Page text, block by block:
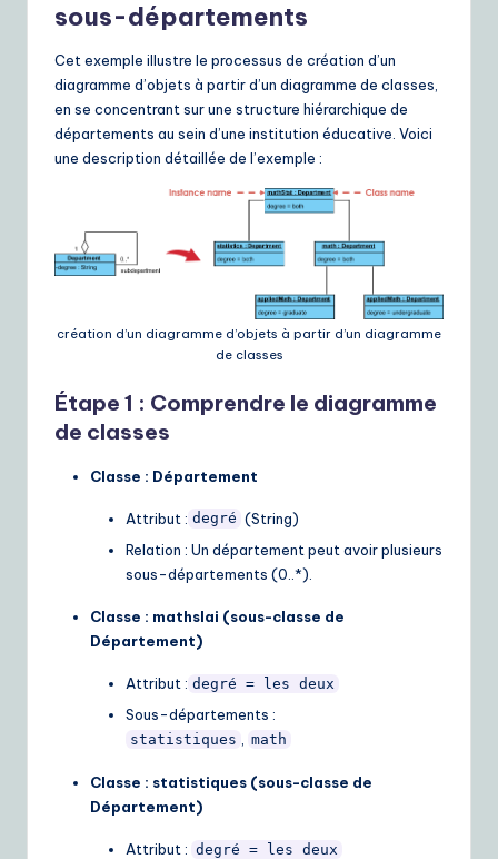
lu
ti
o
sous-départements
Cet exemple illustre le processus de création d’un
diagramme d’objets à partir d’un diagramme de classes,
en se concentrant sur une structure hiérarchique de
départements au sein d’une institution éducative. Voici
une description détaillée de l’exemple :
création d’un diagramme d’objets à partir d’un diagramme
de classes
Étape 1 : Comprendre le diagramme
de classes
Classe : Département
Attribut : degré (String)
Relation : Un département peut avoir plusieurs
sous-départements (0..*).
Classe : mathsIai (sous-classe de
Département)
Attribut : degré = les deux
Sous-départements :
statistiques math
Classe : statistiques (sous-classe de
Département)
Attribut : degré = les deux